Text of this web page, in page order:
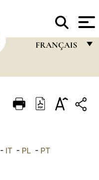
FRANÇAIS
ITALIANO
- IT - PL - PT